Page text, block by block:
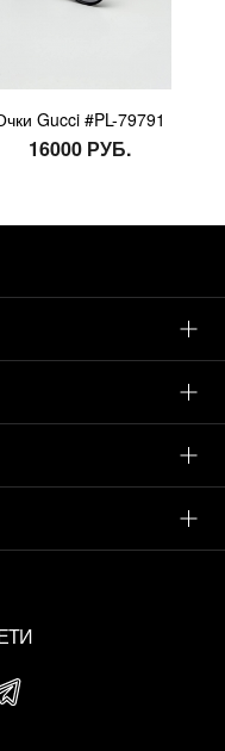
Gucci #PL-79791
16000 РУБ.